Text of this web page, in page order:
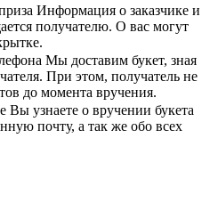
Информация о заказчике и
получателю. О вас могут
Мы доставим букет, зная
При этом, получатель не
до момента вручения.
Вы узнаете о вручении букета
почту, а так же обо всех